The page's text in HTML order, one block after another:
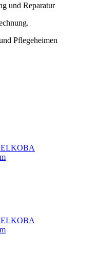
und Reparatur
Pflegeheimen
ELKOBA
ELKOBA